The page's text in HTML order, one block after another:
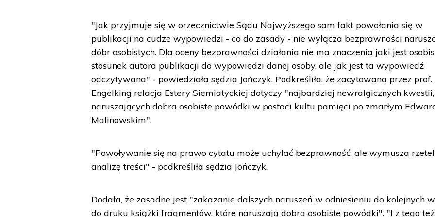
"Jak przyjmuje się w orzecznictwie Sądu Najwyższego sam fakt powołania się w
publikacji na cudze wypowiedzi - co do zasady - nie wyłącza bezprawności
dóbr osobistych. Dla oceny bezprawności działania nie ma znaczenia jaki jest
stosunek autora publikacji do wypowiedzi danej osoby, ale jak jest ta wypowiedź
odczytywana" - powiedziała sędzia Jończyk. Podkreśliła, że zacytowana przez prof.
Engelking relacja Estery Siemiatyckiej dotyczy "najbardziej newralgicznych kwestii,
naruszających dobra osobiste powódki w postaci kultu pamięci po zmarłym
Malinowskim".
"Powoływanie się na prawo cytatu może uchylać bezprawność, ale wymusza
analizę treści" - podkreśliła sędzia Jończyk.
Dodała, że zasadne jest "zakazanie dalszych naruszeń w odniesieniu do kolejnych
do druku książki fragmentów, które naruszają dobra osobiste powódki". "I z tego też